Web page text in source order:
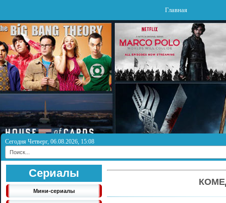
Главная
Сегодня Четверг, 06.08.2026, 15:08
Сериалы
Мини-сериалы